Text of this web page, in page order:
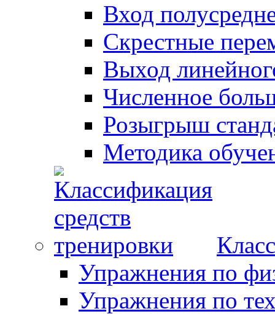
Вход
Скрестные
Выход
Численное
Розыгрыш
Методика
Упражнения по
Упражнения по